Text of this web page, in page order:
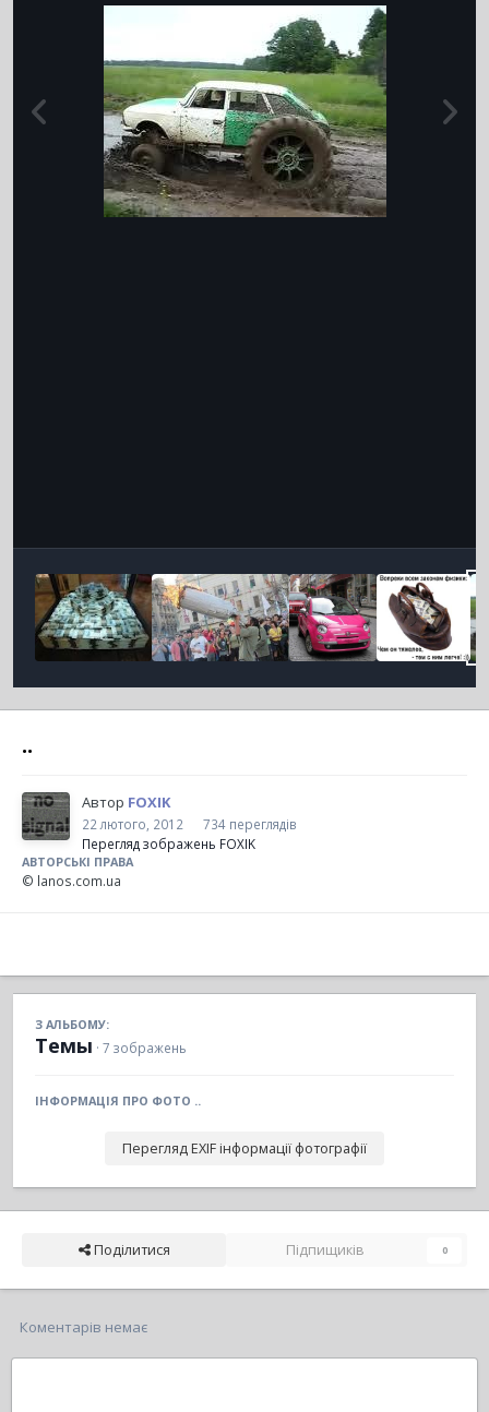
..
Автор FOXIK
22 лютого, 2012
734 переглядів
Перегляд зображень FOXIK
АВТОРСЬКІ ПРАВА
© lanos.com.ua
З АЛЬБОМУ:
Темы · 7 зображень
ІНФОРМАЦІЯ ПРО ФОТО ..
Перегляд EXIF інформації фотографії
Поділитися Підпищиків 0
Коментарів немає